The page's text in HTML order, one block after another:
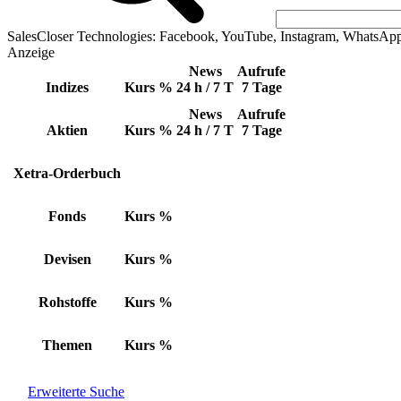
SalesCloser Technologies: Facebook, YouTube, Instagram,
Anzeige
Indizes Kurs %
News
24 h / 7 T
Aufrufe
7 Tage
Aktien Kurs %
News
24 h / 7 T
Aufrufe
7 Tage
Xetra-Orderbuch
Fonds Kurs %
Devisen Kurs %
Rohstoffe Kurs %
Themen Kurs %
Erweiterte Suche